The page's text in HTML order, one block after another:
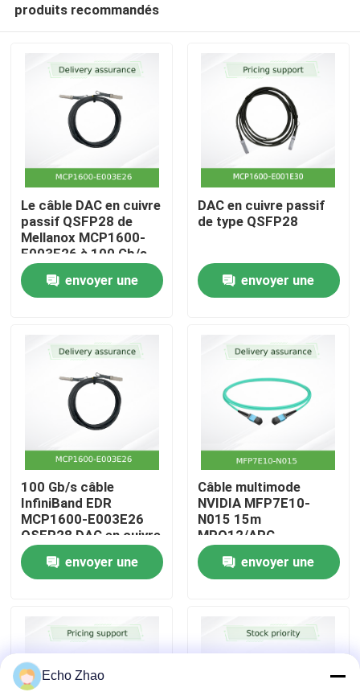
Accueil
Produits
À propos de nous
Visite de l'usine
Contrôle qualité
Nous contacter
Nouvelles
Cas
Demander un devis
produits recommandés
Le câble DAC en cuivre
passif QSFP28 de
Mellanox MCP1600-
E003E26 à 100 Gb/s
est de 3 m, 26 AWG,
EDR InfiniBand, LSZH
envoyer une
DAC en cuivre passif
de type QSFP28
envoyer une
100 Gb/s câble
InfiniBand EDR
MCP1600-E003E26
QSFP28 DAC en cuivre
pour le haut du rack
envoyer une
Câble multimode
NVIDIA MFP7E10-
N015 15m
MPO12/APC
InfiniBand 800G
envoyer une
Echo Zhao